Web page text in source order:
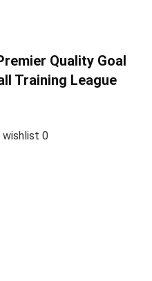
Quality Goal
Training League
0